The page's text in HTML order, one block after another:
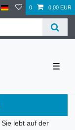
0 0,00 EUR
☰
lebt auf der